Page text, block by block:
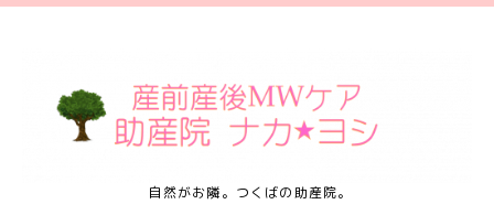
自然がお隣。つくばの助産院。